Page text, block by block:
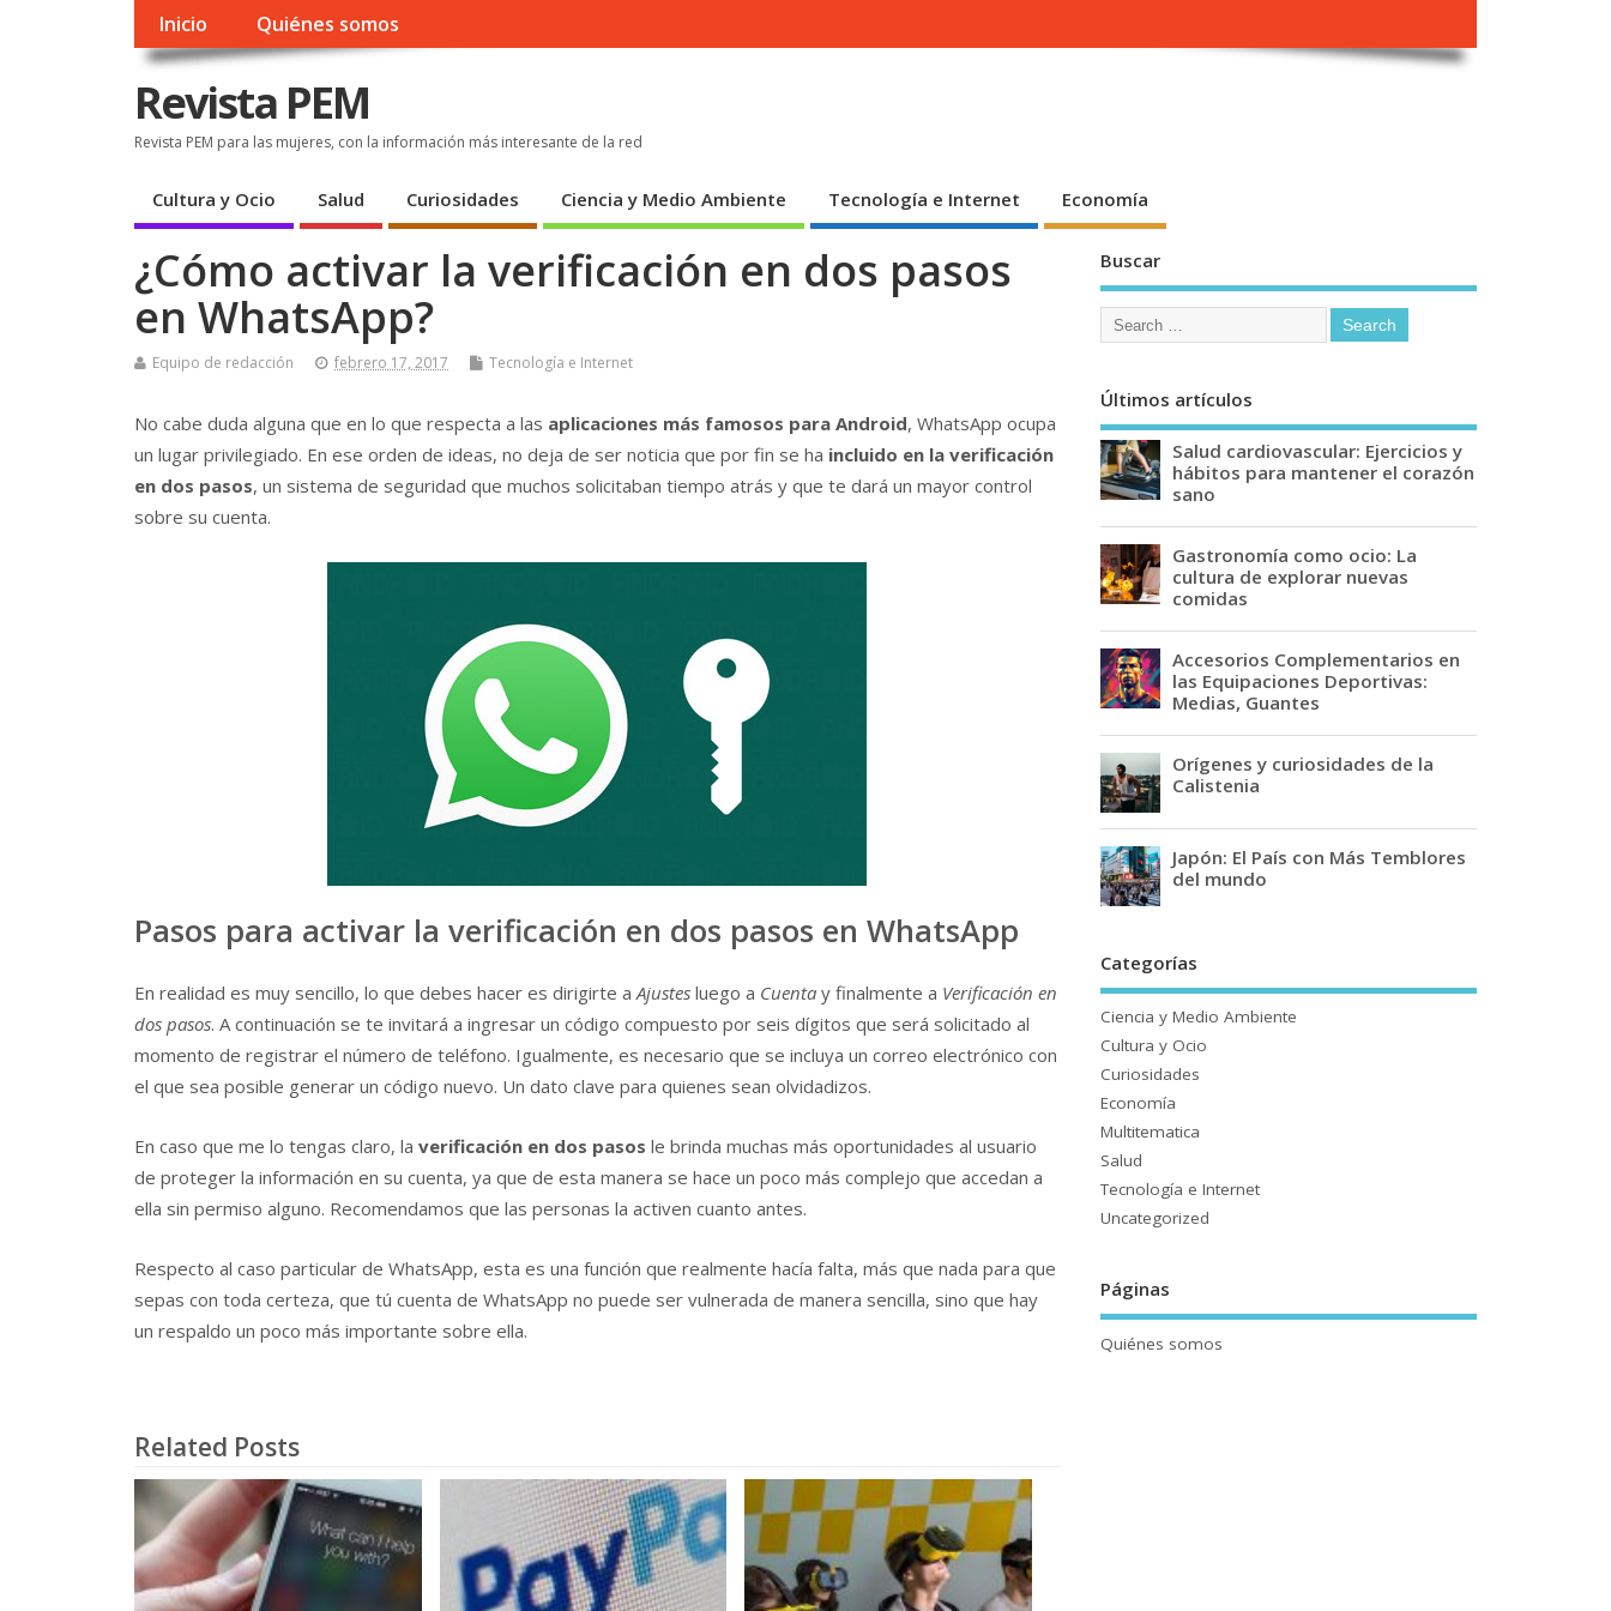
Inicio Quiénes somos
Revista PEM
Revista PEM para las mujeres, con la información más interesante de la red
Cultura y Ocio Salud Curiosidades Ciencia y Medio Ambiente Tecnología e Internet Economía
¿Cómo activar la verificación en dos pasos
en WhatsApp?
Equipo de redacción febrero 17, 2017 Tecnología e Internet
No cabe duda alguna que en lo que respecta a las aplicaciones más famosos para Android, WhatsApp ocupa
un lugar privilegiado. En ese orden de ideas, no deja de ser noticia que por fin se ha incluido en la verificación
en dos pasos, un sistema de seguridad que muchos solicitaban tiempo atrás y que te dará un mayor control
sobre su cuenta.
Pasos para activar la verificación en dos pasos en WhatsApp
En realidad es muy sencillo, lo que debes hacer es dirigirte a Ajustes luego a Cuenta y finalmente a Verificación en
dos pasos. A continuación se te invitará a ingresar un código compuesto por seis dígitos que será solicitado al
momento de registrar el número de teléfono. Igualmente, es necesario que se incluya un correo electrónico con
el que sea posible generar un código nuevo. Un dato clave para quienes sean olvidadizos.
En caso que me lo tengas claro, la verificación en dos pasos le brinda muchas más oportunidades al usuario
de proteger la información en su cuenta, ya que de esta manera se hace un poco más complejo que accedan a
ella sin permiso alguno. Recomendamos que las personas la activen cuanto antes.
Respecto al caso particular de WhatsApp, esta es una función que realmente hacía falta, más que nada para que
sepas con toda certeza, que tú cuenta de WhatsApp no puede ser vulnerada de manera sencilla, sino que hay
un respaldo un poco más importante sobre ella.
Related Posts
Buscar
Últimos artículos
Salud cardiovascular: Ejercicios y
hábitos para mantener el corazón
sano
Gastronomía como ocio: La
cultura de explorar nuevas
comidas
Accesorios Complementarios en
las Equipaciones Deportivas:
Medias, Guantes
Orígenes y curiosidades de la
Calistenia
Japón: El País con Más Temblores
del mundo
Categorías
Ciencia y Medio Ambiente
Cultura y Ocio
Curiosidades
Economía
Multitematica
Salud
Tecnología e Internet
Uncategorized
Páginas
Quiénes somos